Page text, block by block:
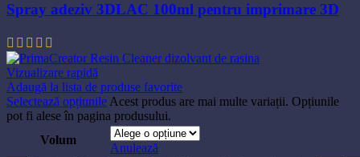
Spray adeziv 3DLAC 100ml pentru imprimare 3D
Vizualizare rapidă
Adaugă la lista de produse favorite
Selectează opțiunile Acest produs are mai multe variații. Opțiunile
pot fi alese în pagina produsului.
Volum
Anulează